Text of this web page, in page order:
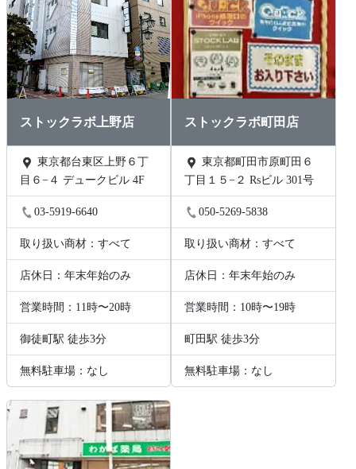
ストックラボ上野店
目６−４ デュークビル 4F
03-5919-6640
取り扱い商材：すべて
店休日：年末年始のみ
営業時間：11時〜20時
御徒町駅 徒歩3分
無料駐車場：なし
ストックラボ町田店
東京都町田市原町田６
丁目１５−２ Rsビル 301号
050-5269-5838
取り扱い商材：すべて
店休日：年末年始のみ
営業時間：10時〜19時
町田駅 徒歩3分
無料駐車場：なし